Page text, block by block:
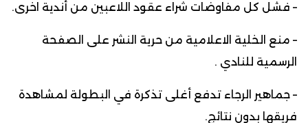
– فشل كل مفاوضات شراء عقود اللاعبين من أندية اخرى.
– منع الخلية الاعلامية من حرية النشر على الصفحة
الرسمية للنادي .
– جماهير الرجاء تدفع أغلى تذكرة في البطولة لمشاهدة
فريقها بدون نتائج.